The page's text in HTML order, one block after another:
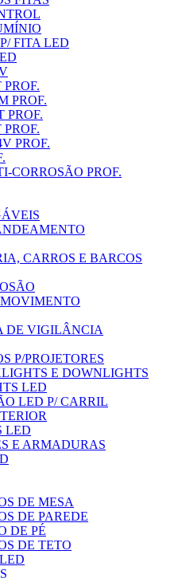
FITA LED
PROF.
PROF.
PROF.
CORROSÃO PROF.
CARROS E BARCOS
DE VIGILÂNCIA
P/PROJETORES
E DOWNLIGHTS
LED
LED P/ CARRIL
LED
E ARMADURAS
DE MESA
DE PAREDE
DE PÉ
DE TETO